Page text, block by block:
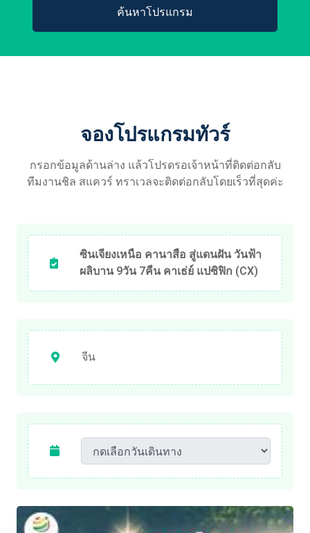
ค้นหาโปรแกรม
จองโปรแกรมทัวร์
กรอกข้อมูลด้านล่าง แล้วโปรดรอเจ้าหน้าที่ติดต่อกลับ
ทีมงานชิล สแควร์ ทราเวลจะติดต่อกลับโดยเร็วที่สุดค่ะ
ซินเจียงเหนือ คานาสือ สู่แดนฝัน วันฟ้า
ผลิบาน 9วัน 7คืน คาเธ่ย์ แปซิฟิก (CX)
จีน